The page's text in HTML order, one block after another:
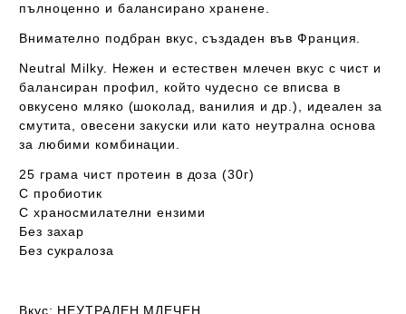
пълноценно и балансирано хранене.
Внимателно подбран вкус, създаден във Франция.
Neutral Milky. Нежен и естествен млечен вкус с чист и
балансиран профил, който чудесно се вписва в
овкусено мляко (шоколад, ванилия и др.), идеален за
смутита, овесени закуски или като неутрална основа
за любими комбинации.
25 грама чист протеин в доза (30г)
С пробиотик
С храносмилателни ензими
Без захар
Без сукралоза
Вкус: НЕУТРАЛЕН МЛЕЧЕН